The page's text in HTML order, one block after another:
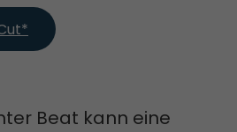
Beat kann eine